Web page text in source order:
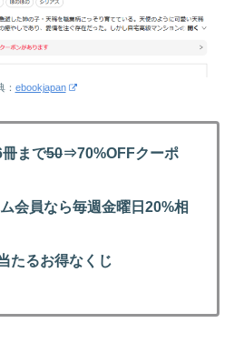
： ebookjapan
まで50⇒70%OFFクーポ
会員なら毎週金曜日20%相
たるお得なくじ